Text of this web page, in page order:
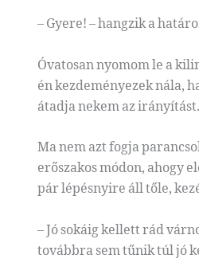
– Gyere! – hangzik a
Óvatosan nyomom le a
én kezdeményezek nála,
átadja nekem az irányítást.
Ma nem azt fogja
erőszakos módon, ahogy
pár lépésnyire áll tőle,
– Jó sokáig kellett rád
továbbra sem tűnik túl jó